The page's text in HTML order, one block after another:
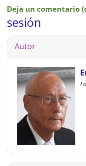
Deja un comentario
sesión
Autor